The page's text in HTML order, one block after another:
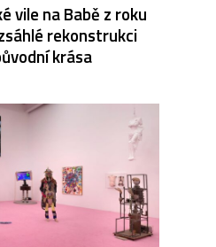
vile na Babě z roku
rekonstrukci
krása